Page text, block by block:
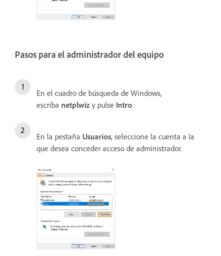
Pasos para el administrador del equipo
En el cuadro de búsqueda de Windows,
escriba netplwiz y pulse Intro.
En la pestaña Usuarios, seleccione la cuenta a la
que desea conceder acceso de administrador.